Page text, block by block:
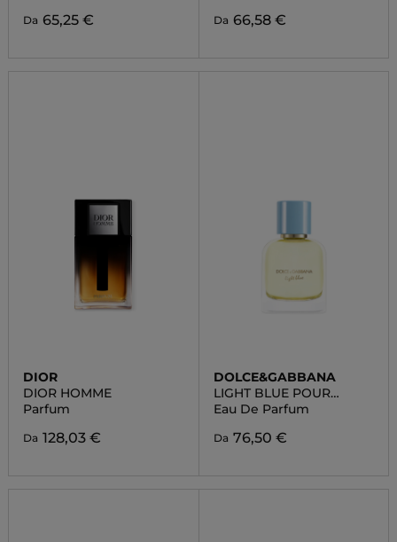
Da 65,25 € Da 66,58 €
DIOR
DIOR HOMME
Parfum
Da 128,03 €
DOLCE&GABBANA
LIGHT BLUE POUR
HOMME
Eau De Parfum
Da 76,50 €